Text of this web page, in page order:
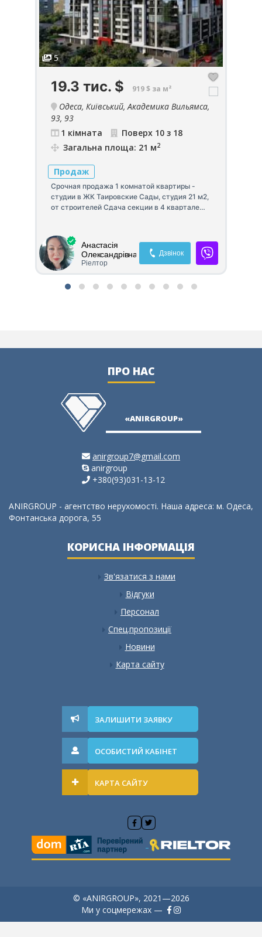
5
19.3 тис. $ 919 $ за м²
Одеса, Київський, Академика Вильямса,
93, 93
1 кімната
Поверх 10 з 18
Загальна площа: 21 м2
Продаж
Срочная продажа 1 комнатой квартиры -
студии в ЖК Таировские Сады, студия 21 м2,
от строителей Сдача секции в 4 квартале
Анастасія
Олександрівна
Ріелтор
Дзвінок
ПРО НАС
«ANIRGROUP»
anirgroup7@gmail.com
anirgroup
+380(93)031-13-12
ANIRGROUP - агентство нерухомості. Наша адреса: м. Одеса,
Фонтанська дорога, 55
КОРИСНА ІНФОРМАЦІЯ
Зв'язатися з нами
Відгуки
Персонал
Спец.пропозиції
Новини
Карта сайту
ЗАЛИШИТИ ЗАЯВКУ
ОСОБИСТИЙ КАБІНЕТ
КАРТА САЙТУ
© «ANIRGROUP», 2021—2026
Ми у соцмережах —